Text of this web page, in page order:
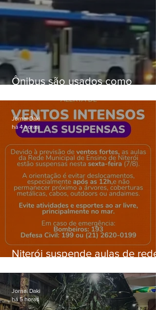
Ônibus são usados como
Gardênia Azul
Niterói suspende aulas de rede
ventos fortes nesta sexta (7)
Jornal Daki
há 4 horas
Jornal Daki
há 5 horas